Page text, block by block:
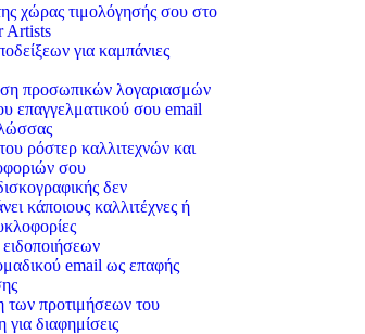
χώρας τιμολόγησής σου στο
Artists
για καμπάνιες
προσωπικών λογαριασμών
επαγγελματικού σου email
ρόστερ καλλιτεχνών και
σου
δεν
κάποιους καλλιτέχνες ή
ειδοποιήσεων
email ως επαφής
των προτιμήσεων του
για διαφημίσεις